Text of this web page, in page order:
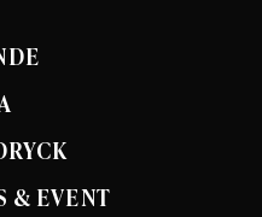
& EVENT